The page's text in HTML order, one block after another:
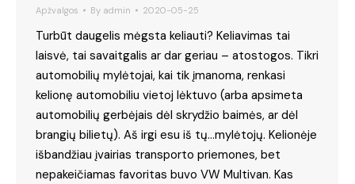
Apžvalgos By admin 2020-05-25
Turbūt daugelis mėgsta keliauti? Keliavimas tai
laisvė, tai savaitgalis ar dar geriau – atostogos. Tikri
automobilių mylėtojai, kai tik įmanoma, renkasi
kelionę automobiliu vietoj lėktuvo (arba apsimeta
automobilių gerbėjais dėl skrydžio baimės, ar dėl
brangių bilietų). Aš irgi esu iš tų…mylėtojų. Kelionėje
išbandžiau įvairias transporto priemones, bet
nepakeičiamas favoritas buvo VW Multivan. Kas